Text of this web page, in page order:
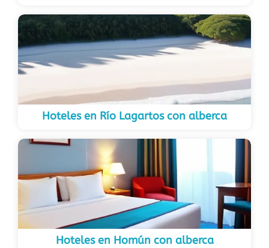
Hoteles en Río Lagartos con alberca
Hoteles en Homún con alberca